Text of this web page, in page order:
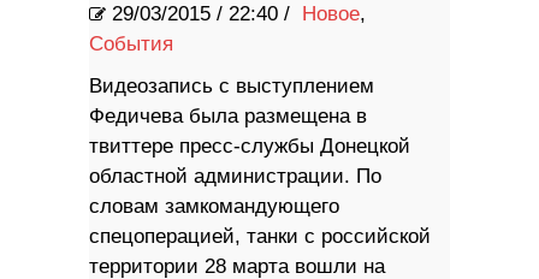
29/03/2015 / 22:40 / Новое,
События
Видеозапись с выступлением
Федичева была размещена в
твиттере пресс-службы Донецкой
областной администрации. По
словам замкомандующего
спецоперацией, танки с российской
территории 28 марта вошли на